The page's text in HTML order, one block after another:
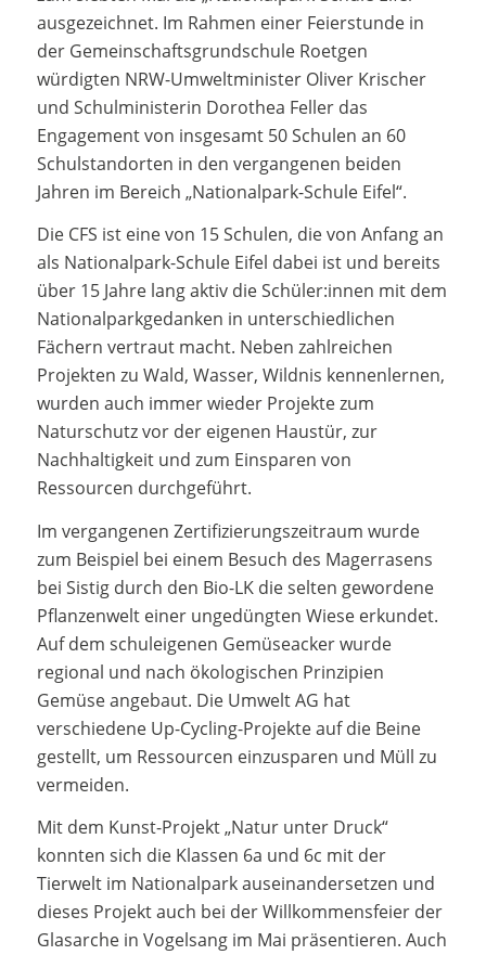
ausgezeichnet. Im Rahmen einer Feierstunde in
der Gemeinschaftsgrundschule Roetgen
würdigten NRW-Umweltminister Oliver Krischer
und Schulministerin Dorothea Feller das
Engagement von insgesamt 50 Schulen an 60
Schulstandorten in den vergangenen beiden
Jahren im Bereich „Nationalpark-Schule Eifel“.
Die CFS ist eine von 15 Schulen, die von Anfang an
als Nationalpark-Schule Eifel dabei ist und bereits
über 15 Jahre lang aktiv die Schüler:innen mit dem
Nationalparkgedanken in unterschiedlichen
Fächern vertraut macht. Neben zahlreichen
Projekten zu Wald, Wasser, Wildnis kennenlernen,
wurden auch immer wieder Projekte zum
Naturschutz vor der eigenen Haustür, zur
Nachhaltigkeit und zum Einsparen von
Ressourcen durchgeführt.
Im vergangenen Zertifizierungszeitraum wurde
zum Beispiel bei einem Besuch des Magerrasens
bei Sistig durch den Bio-LK die selten gewordene
Pflanzenwelt einer ungedüngten Wiese erkundet.
Auf dem schuleigenen Gemüseacker wurde
regional und nach ökologischen Prinzipien
Gemüse angebaut. Die Umwelt AG hat
verschiedene Up-Cycling-Projekte auf die Beine
gestellt, um Ressourcen einzusparen und Müll zu
vermeiden.
Mit dem Kunst-Projekt „Natur unter Druck“
konnten sich die Klassen 6a und 6c mit der
Tierwelt im Nationalpark auseinandersetzen und
dieses Projekt auch bei der Willkommensfeier der
Glasarche in Vogelsang im Mai präsentieren. Auch